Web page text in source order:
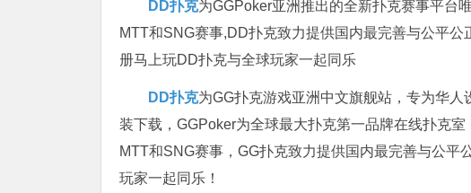
DD扑克为GGPoker亚洲推出的全新扑克赛事平台
MTT和SNG赛事,DD扑克致力提供国内最完善与公平
册马上玩DD扑克与全球玩家一起同乐
DD扑克为GG扑克游戏亚洲中文旗舰站，专为华
装下载，GGPoker为全球最大扑克第一品牌在线扑克
MTT和SNG赛事，GG扑克致力提供国内最完善与公
玩家一起同乐！